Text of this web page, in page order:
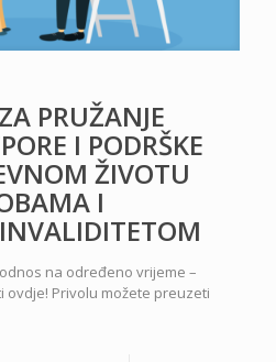
PRUŽANJE
I PODRŠKE
ŽIVOTU
I
na određeno vrijeme –
ovdje! Privolu možete preuzeti